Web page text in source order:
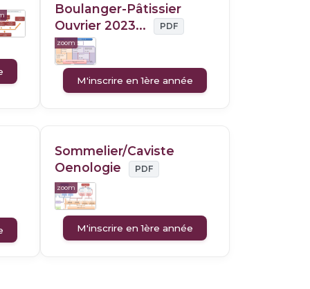
Boulanger-Pâtissier
Ouvrier 2023...
PDF
zoom
M'inscrire en 1ère année
Sommelier/Caviste
Oenologie
PDF
zoom
M'inscrire en 1ère année